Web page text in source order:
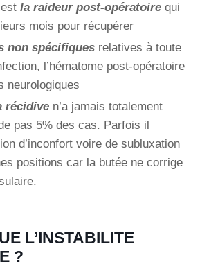
estla raideur post-opératoire qui
mois pour récupérer
non spécifiques relatives à toute
l’hématome post-opératoire
neurologiques
récidive n’a jamais totalement
pas 5% des cas. Parfois il
d’inconfort voire de subluxation
positions car la butée ne corrige
L’INSTABILITE
?